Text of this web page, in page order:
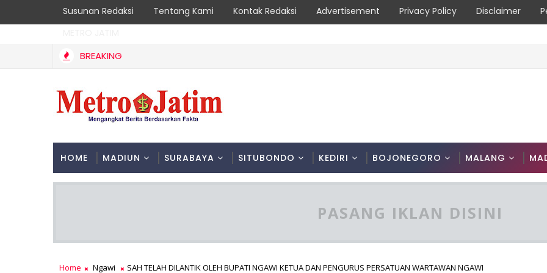
Susunan Redaksi Tentang Kami Kontak Redaksi Advertisement Privacy Policy Disclaimer
BREAKING
HOME MADIUN SURABAYA SITUBONDO KEDIRI BOJONEGORO MALANG
PASANG IKLAN DISINI
Home Ngawi SAH TELAH DILANTIK OLEH BUPATI NGAWI KETUA DAN PENGURUS PERSATUAN WARTAWAN NGAWI